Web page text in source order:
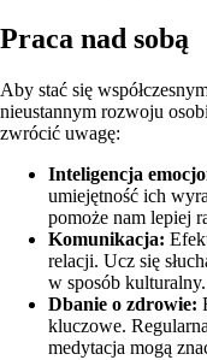
Praca nad sobą
Aby stać się
nieustannym rozwoju
zwrócić uwagę:
Inteligencja
umiejętność ich
pomoże nam lepiej
Komunikacja:
relacji. Ucz się
w sposób kulturalny.
Dbanie o zdrowie:
kluczowe.
medytacja mogą